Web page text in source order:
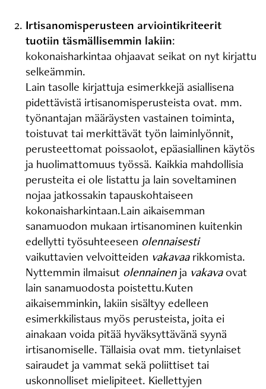
Irtisanomisperusteen arviointikriteerit
tuotiin täsmällisemmin lakiin:
kokonaisharkintaa ohjaavat seikat on nyt kirjattu
selkeämmin.
Lain tasolle kirjattuja esimerkkejä asiallisena
pidettävistä irtisanomisperusteista ovat. mm.
työnantajan määräysten vastainen toiminta,
toistuvat tai merkittävät työn laiminlyönnit,
perusteettomat poissaolot, epäasiallinen käytös
ja huolimattomuus työssä. Kaikkia mahdollisia
perusteita ei ole listattu ja lain soveltaminen
nojaa jatkossakin tapauskohtaiseen
kokonaisharkintaan.Lain aikaisemman
sanamuodon mukaan irtisanominen kuitenkin
edellytti työsuhteeseen olennaisesti
vaikuttavien velvoitteiden vakavaarikkomista.
Nyttemmin ilmaisut olennainenja vakavaovat
lain sanamuodosta poistettu.Kuten
aikaisemminkin, lakiin sisältyy edelleen
esimerkkilistaus myös perusteista, joita ei
ainakaan voida pitää hyväksyttävänä syynä
irtisanomiselle. Tällaisia ovat mm. tietynlaiset
sairaudet ja vammat sekä poliittiset tai
uskonnolliset mielipiteet. Kiellettyjen